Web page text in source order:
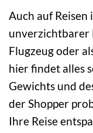
Auch auf Reisen
unverzichtbarer
Flugzeug oder
hier findet alles
Gewichts und
der Shopper
Ihre Reise